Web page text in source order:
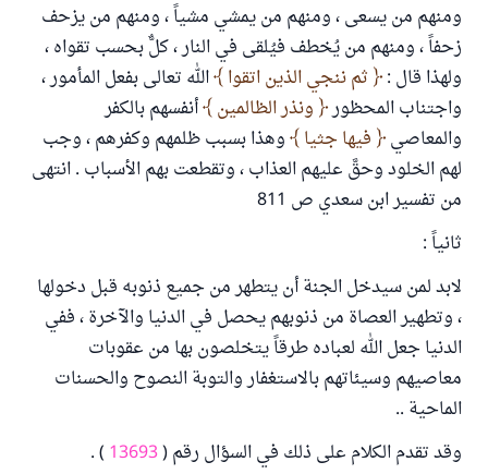
ومنهم من يسعى ، ومنهم من يمشي مشياً ، ومنهم من يزحف
زحفاً ، ومنهم من يُخطف فيُلقى في النار ، كلٌّ بحسب تقواه ،
ولهذا قال :
ثم ننجي الذين اتقوا الله تعالى بفعل المأمور ،
واجتناب المحظور ونذر الظالمين أنفسهم بالكفر
والمعاصي
فيها جثيا
وهذا بسبب ظلمهم وكفرهم ، وجب
لهم الخلود وحقَّ عليهم العذاب ، وتقطعت بهم الأسباب . انتهى
من تفسير ابن سعدي ص 811
ثانياً :
لابد لمن سيدخل الجنة أن يتطهر من جميع ذنوبه قبل دخولها
، وتطهير العصاة من ذنوبهم يحصل في الدنيا والآخرة ، ففي
الدنيا جعل الله لعباده طرقاً يتخلصون بها من عقوبات
معاصيهم وسيئاتهم بالاستغفار والتوبة النصوح والحسنات
الماحية ..
وقد تقدم الكلام على ذلك في السؤال رقم (13693
) .